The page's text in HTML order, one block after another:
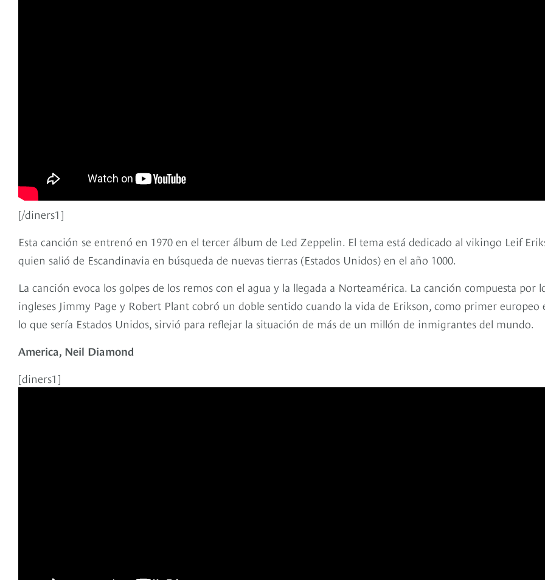
[/diners1]
Esta canción se entrenó en 1970 en el tercer álbum de Led Zeppelin. El tema está dedicado al vikingo Leif
quien salió de Escandinavia en búsqueda de nuevas tierras (Estados Unidos) en el año 1000.
La canción evoca los golpes de los remos con el agua y la llegada a Norteamérica. La canción compuesta por
ingleses Jimmy Page y Robert Plant cobró un doble sentido cuando la vida de Erikson, como primer europeo
lo que sería Estados Unidos, sirvió para reflejar la situación de más de un millón de inmigrantes del mundo.
America, Neil Diamond
[diners1]